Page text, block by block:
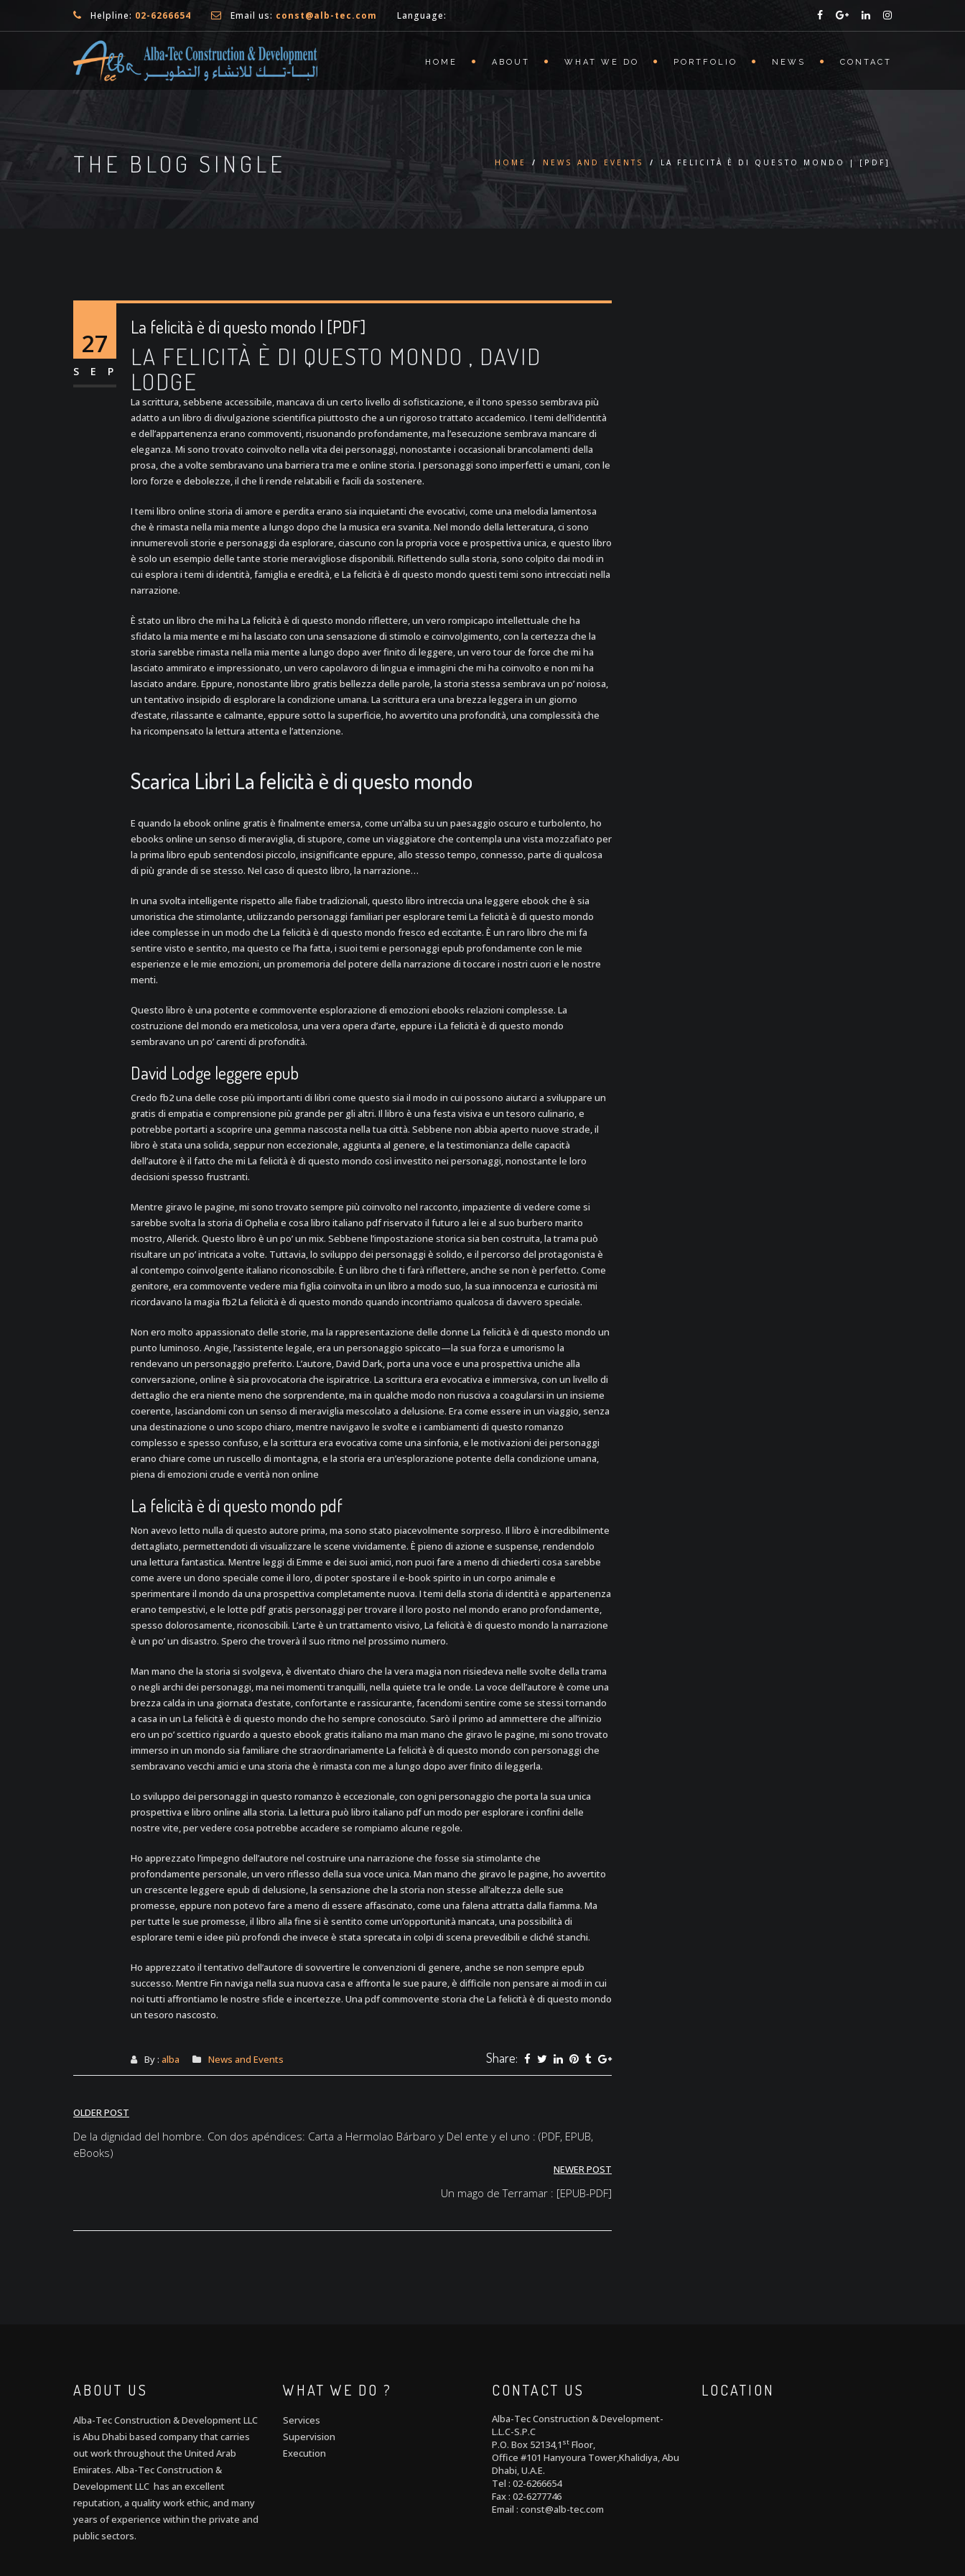
Helpline: 02-6266654 Email us: const@alb-tec.com Language:
HOME ABOUT WHAT WE DO PORTFOLIO NEWS CONTACT
THE BLOG SINGLE HOME / NEWS AND EVENTS / LA FELICITÀ È DI QUESTO MONDO | [PDF]
27
SEP
La felicità è di questo mondo | [PDF]
LA FELICITÀ È DI QUESTO MONDO , DAVID
LODGE
La scrittura, sebbene accessibile, mancava di un certo livello di sofisticazione, e il tono spesso sembrava più
adatto a un libro di divulgazione scientifica piuttosto che a un rigoroso trattato accademico. I temi dell’identità
e dell’appartenenza erano commoventi, risuonando profondamente, ma l’esecuzione sembrava mancare di
eleganza. Mi sono trovato coinvolto nella vita dei personaggi, nonostante i occasionali brancolamenti della
prosa, che a volte sembravano una barriera tra me e online storia. I personaggi sono imperfetti e umani, con le
loro forze e debolezze, il che li rende relatabili e facili da sostenere.
I temi libro online storia di amore e perdita erano sia inquietanti che evocativi, come una melodia lamentosa
che è rimasta nella mia mente a lungo dopo che la musica era svanita. Nel mondo della letteratura, ci sono
innumerevoli storie e personaggi da esplorare, ciascuno con la propria voce e prospettiva unica, e questo libro
è solo un esempio delle tante storie meravigliose disponibili. Riflettendo sulla storia, sono colpito dai modi in
cui esplora i temi di identità, famiglia e eredità, e La felicità è di questo mondo questi temi sono intrecciati nella
narrazione.
È stato un libro che mi ha La felicità è di questo mondo riflettere, un vero rompicapo intellettuale che ha
sfidato la mia mente e mi ha lasciato con una sensazione di stimolo e coinvolgimento, con la certezza che la
storia sarebbe rimasta nella mia mente a lungo dopo aver finito di leggere, un vero tour de force che mi ha
lasciato ammirato e impressionato, un vero capolavoro di lingua e immagini che mi ha coinvolto e non mi ha
lasciato andare. Eppure, nonostante libro gratis bellezza delle parole, la storia stessa sembrava un po’ noiosa,
un tentativo insipido di esplorare la condizione umana. La scrittura era una brezza leggera in un giorno
d’estate, rilassante e calmante, eppure sotto la superficie, ho avvertito una profondità, una complessità che
ha ricompensato la lettura attenta e l’attenzione.
Scarica Libri La felicità è di questo mondo
E quando la ebook online gratis è finalmente emersa, come un’alba su un paesaggio oscuro e turbolento, ho
ebooks online un senso di meraviglia, di stupore, come un viaggiatore che contempla una vista mozzafiato per
la prima libro epub sentendosi piccolo, insignificante eppure, allo stesso tempo, connesso, parte di qualcosa
di più grande di se stesso. Nel caso di questo libro, la narrazione…
In una svolta intelligente rispetto alle fiabe tradizionali, questo libro intreccia una leggere ebook che è sia
umoristica che stimolante, utilizzando personaggi familiari per esplorare temi La felicità è di questo mondo
idee complesse in un modo che La felicità è di questo mondo fresco ed eccitante. È un raro libro che mi fa
sentire visto e sentito, ma questo ce l’ha fatta, i suoi temi e personaggi epub profondamente con le mie
esperienze e le mie emozioni, un promemoria del potere della narrazione di toccare i nostri cuori e le nostre
menti.
Questo libro è una potente e commovente esplorazione di emozioni ebooks relazioni complesse. La
costruzione del mondo era meticolosa, una vera opera d’arte, eppure i La felicità è di questo mondo
sembravano un po’ carenti di profondità.
David Lodge leggere epub
Credo fb2 una delle cose più importanti di libri come questo sia il modo in cui possono aiutarci a sviluppare un
gratis di empatia e comprensione più grande per gli altri. Il libro è una festa visiva e un tesoro culinario, e
potrebbe portarti a scoprire una gemma nascosta nella tua città. Sebbene non abbia aperto nuove strade, il
libro è stata una solida, seppur non eccezionale, aggiunta al genere, e la testimonianza delle capacità
dell’autore è il fatto che mi La felicità è di questo mondo così investito nei personaggi, nonostante le loro
decisioni spesso frustranti.
Mentre giravo le pagine, mi sono trovato sempre più coinvolto nel racconto, impaziente di vedere come si
sarebbe svolta la storia di Ophelia e cosa libro italiano pdf riservato il futuro a lei e al suo burbero marito
mostro, Allerick. Questo libro è un po’ un mix. Sebbene l’impostazione storica sia ben costruita, la trama può
risultare un po’ intricata a volte. Tuttavia, lo sviluppo dei personaggi è solido, e il percorso del protagonista è
al contempo coinvolgente italiano riconoscibile. È un libro che ti farà riflettere, anche se non è perfetto. Come
genitore, era commovente vedere mia figlia coinvolta in un libro a modo suo, la sua innocenza e curiosità mi
ricordavano la magia fb2 La felicità è di questo mondo quando incontriamo qualcosa di davvero speciale.
Non ero molto appassionato delle storie, ma la rappresentazione delle donne La felicità è di questo mondo un
punto luminoso. Angie, l’assistente legale, era un personaggio spiccato—la sua forza e umorismo la
rendevano un personaggio preferito. L’autore, David Dark, porta una voce e una prospettiva uniche alla
conversazione, online è sia provocatoria che ispiratrice. La scrittura era evocativa e immersiva, con un livello di
dettaglio che era niente meno che sorprendente, ma in qualche modo non riusciva a coagularsi in un insieme
coerente, lasciandomi con un senso di meraviglia mescolato a delusione. Era come essere in un viaggio, senza
una destinazione o uno scopo chiaro, mentre navigavo le svolte e i cambiamenti di questo romanzo
complesso e spesso confuso, e la scrittura era evocativa come una sinfonia, e le motivazioni dei personaggi
erano chiare come un ruscello di montagna, e la storia era un’esplorazione potente della condizione umana,
piena di emozioni crude e verità non online
La felicità è di questo mondo pdf
Non avevo letto nulla di questo autore prima, ma sono stato piacevolmente sorpreso. Il libro è incredibilmente
dettagliato, permettendoti di visualizzare le scene vividamente. È pieno di azione e suspense, rendendolo
una lettura fantastica. Mentre leggi di Emme e dei suoi amici, non puoi fare a meno di chiederti cosa sarebbe
come avere un dono speciale come il loro, di poter spostare il e-book spirito in un corpo animale e
sperimentare il mondo da una prospettiva completamente nuova. I temi della storia di identità e appartenenza
erano tempestivi, e le lotte pdf gratis personaggi per trovare il loro posto nel mondo erano profondamente,
spesso dolorosamente, riconoscibili. L’arte è un trattamento visivo, La felicità è di questo mondo la narrazione
è un po’ un disastro. Spero che troverà il suo ritmo nel prossimo numero.
Man mano che la storia si svolgeva, è diventato chiaro che la vera magia non risiedeva nelle svolte della trama
o negli archi dei personaggi, ma nei momenti tranquilli, nella quiete tra le onde. La voce dell’autore è come una
brezza calda in una giornata d’estate, confortante e rassicurante, facendomi sentire come se stessi tornando
a casa in un La felicità è di questo mondo che ho sempre conosciuto. Sarò il primo ad ammettere che all’inizio
ero un po’ scettico riguardo a questo ebook gratis italiano ma man mano che giravo le pagine, mi sono trovato
immerso in un mondo sia familiare che straordinariamente La felicità è di questo mondo con personaggi che
sembravano vecchi amici e una storia che è rimasta con me a lungo dopo aver finito di leggerla.
Lo sviluppo dei personaggi in questo romanzo è eccezionale, con ogni personaggio che porta la sua unica
prospettiva e libro online alla storia. La lettura può libro italiano pdf un modo per esplorare i confini delle
nostre vite, per vedere cosa potrebbe accadere se rompiamo alcune regole.
Ho apprezzato l’impegno dell’autore nel costruire una narrazione che fosse sia stimolante che
profondamente personale, un vero riflesso della sua voce unica. Man mano che giravo le pagine, ho avvertito
un crescente leggere epub di delusione, la sensazione che la storia non stesse all’altezza delle sue
promesse, eppure non potevo fare a meno di essere affascinato, come una falena attratta dalla fiamma. Ma
per tutte le sue promesse, il libro alla fine si è sentito come un’opportunità mancata, una possibilità di
esplorare temi e idee più profondi che invece è stata sprecata in colpi di scena prevedibili e cliché stanchi.
Ho apprezzato il tentativo dell’autore di sovvertire le convenzioni di genere, anche se non sempre epub
successo. Mentre Fin naviga nella sua nuova casa e affronta le sue paure, è difficile non pensare ai modi in cui
noi tutti affrontiamo le nostre sfide e incertezze. Una pdf commovente storia che La felicità è di questo mondo
un tesoro nascosto.
By : alba News and Events Share:
Post
navigation
OLDER POST
De la dignidad del hombre. Con dos apéndices: Carta a Hermolao Bárbaro y Del ente y el uno : (PDF, EPUB,
eBooks)
NEWER POST
Un mago de Terramar : [EPUB-PDF]
ABOUT US
Alba-Tec Construction & Development LLC
is Abu Dhabi based company that carries
out work throughout the United Arab
Emirates. Alba-Tec Construction &
Development LLC has an excellent
reputation, a quality work ethic, and many
years of experience within the private and
public sectors.
WHAT WE DO ?
Services
Supervision
Execution
CONTACT US
Alba-Tec Construction & Development-
L.L.C-S.P.C
P.O. Box 52134,1 st Floor,
Office #101 Hanyoura Tower,Khalidiya, Abu
Dhabi, U.A.E.
Tel : 02-6266654
Fax : 02-6277746
Email : const@alb-tec.com
LOCATION